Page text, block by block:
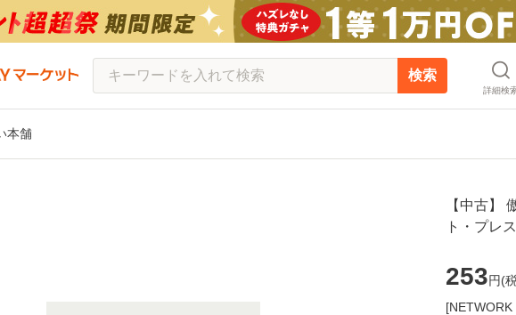
検索
詳細検
本舗
【中古】
ト・プレ
253円(